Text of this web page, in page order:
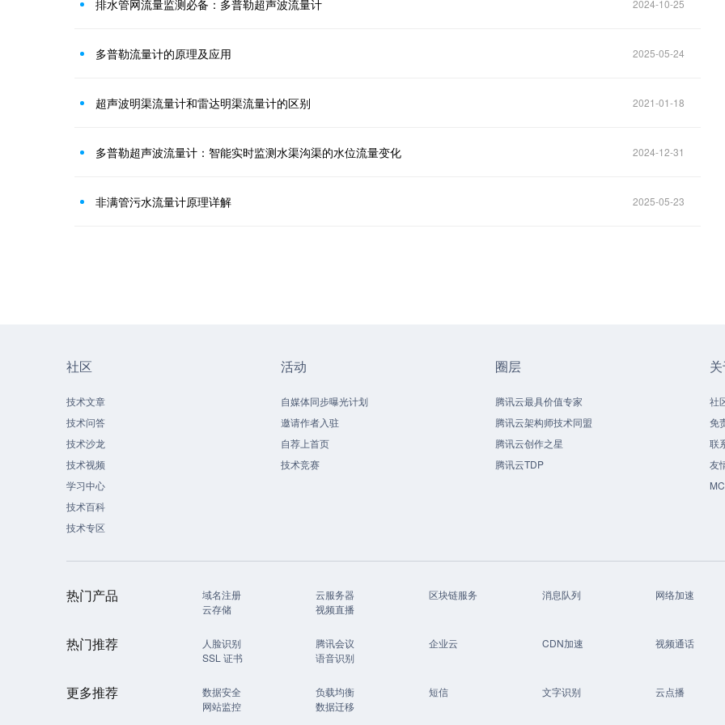
排水管网流量监测必备：多普勒超声波流量计 2024-10-25
多普勒流量计的原理及应用 2025-05-24
超声波明渠流量计和雷达明渠流量计的区别 2021-01-18
多普勒超声波流量计：智能实时监测水渠沟渠的水位流量变化 2024-12-31
非满管污水流量计原理详解 2025-05-23
社区
技术文章
技术问答
技术沙龙
技术视频
学习中心
技术百科
技术专区
活动
自媒体同步曝光计划
邀请作者入驻
自荐上首页
技术竞赛
圈层
腾讯云最具价值专家
腾讯云架构师技术同盟
腾讯云创作之星
腾讯云TDP
社
免
联
友
热门产品 域名注册 云服务器 区块链服务 消息队列
网络加速
云存储
视频直播
热门推荐 人脸识别 腾讯会议 企业云 CDN加速
视频通话
SSL 证书
语音识别
更多推荐 数据安全 负载均衡 短信 文字识别
云点播
网站监控
数据迁移